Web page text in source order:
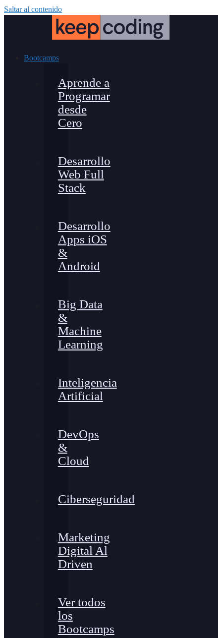
Saltar al contenido
Bootcamps
Aprende a
Programar
desde
Cero
Desarrollo
Web Full
Stack
Desarrollo
Apps iOS
&
Android
Big Data
&
Machine
Learning
Inteligencia
Artificial
DevOps
&
Cloud
Ciberseguridad
Marketing
Digital Al
Driven
Ver todos
los
Bootcamps